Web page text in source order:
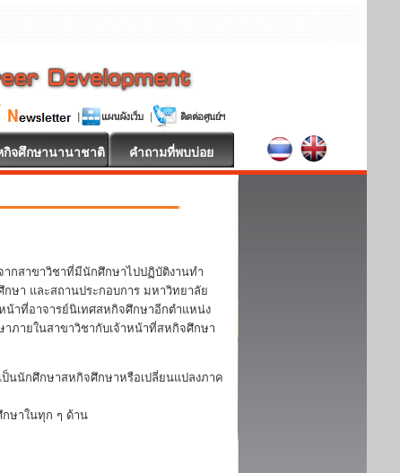
กิจศึกษานานาชาติ คำถามที่พบบ่อย
ากสาขาวิชาที่มีนักศึกษาไปปฏิบัติงานทำ
ษา และสถานประกอบการ มหาวิทยาลัย
าที่อาจารย์นิเทศสหกิจศึกษาอีกตำแหน่ง
ภายในสาขาวิชากับเจ้าหน้าที่สหกิจศึกษา
นนักศึกษาสหกิจศึกษาหรือเปลี่ยนแปลงภาค
กษาในทุก ๆ ด้าน